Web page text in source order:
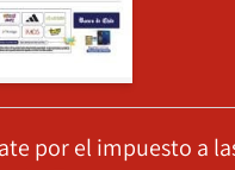
por el impuesto a